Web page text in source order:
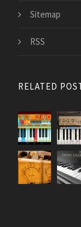
Sitemap
RSS
RELATED